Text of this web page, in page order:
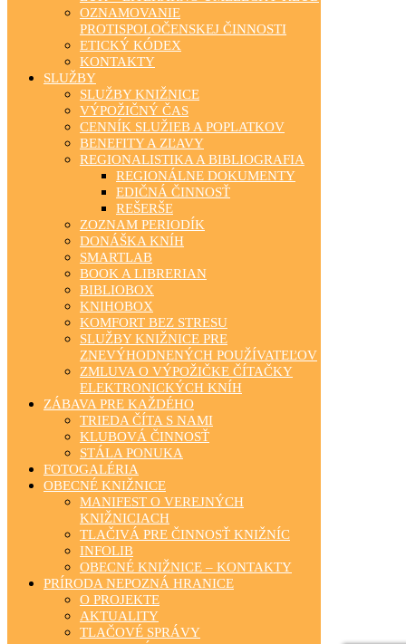
OZNAMOVANIE
PROTISPOLOČENSKEJ ČINNOSTI
ETICKÝ KÓDEX
KONTAKTY
SLUŽBY
SLUŽBY KNIŽNICE
VÝPOŽIČNÝ ČAS
CENNÍK SLUŽIEB A POPLATKOV
BENEFITY A ZĽAVY
REGIONALISTIKA A BIBLIOGRAFIA
REGIONÁLNE DOKUMENTY
EDIČNÁ ČINNOSŤ
REŠERŠE
ZOZNAM PERIODÍK
DONÁŠKA KNÍH
SMARTLAB
BOOK A LIBRERIAN
BIBLIOBOX
KNIHOBOX
KOMFORT BEZ STRESU
SLUŽBY KNIŽNICE PRE
ZNEVÝHODNENÝCH POUŽÍVATEĽOV
ZMLUVA O VÝPOŽIČKE ČÍTAČKY
ELEKTRONICKÝCH KNÍH
ZÁBAVA PRE KAŽDÉHO
TRIEDA ČÍTA S NAMI
KLUBOVÁ ČINNOSŤ
STÁLA PONUKA
FOTOGALÉRIA
OBECNÉ KNIŽNICE
MANIFEST O VEREJNÝCH
KNIŽNICIACH
TLAČIVÁ PRE ČINNOSŤ KNIŽNÍC
INFOLIB
OBECNÉ KNIŽNICE – KONTAKTY
PRÍRODA NEPOZNÁ HRANICE
O PROJEKTE
AKTUALITY
TLAČOVÉ SPRÁVY